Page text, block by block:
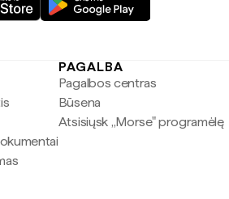
PAGALBA
Pagalbos centras
Būsena
Atsisiųsk „Morse" programėlę